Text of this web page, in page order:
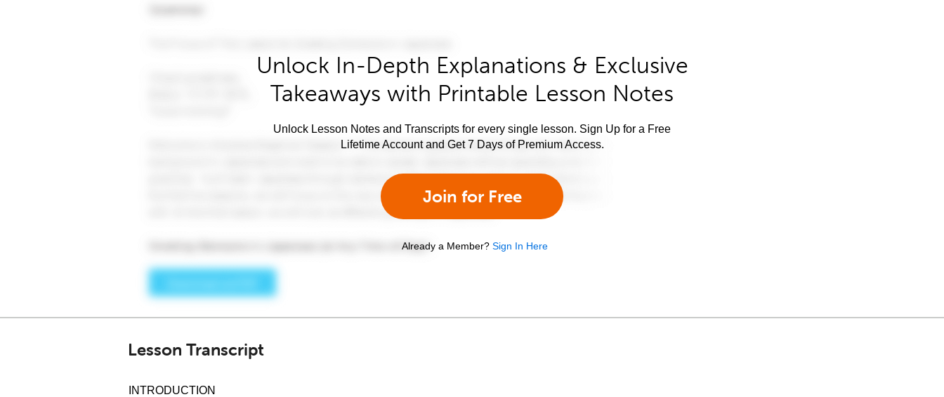
Unlock In-Depth Explanations & Exclusive
Takeaways with Printable Lesson Notes
Unlock Lesson Notes and Transcripts for every single lesson. Sign Up for a Free
Lifetime Account and Get 7 Days of Premium Access.
Join for Free
Already a Member? Sign In Here
Lesson Transcript
INTRODUCTION